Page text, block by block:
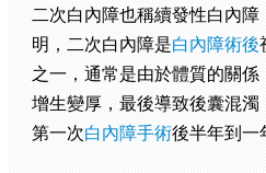
二次白內障也稱續發性白內
明，二次白內障是白內障術後
之一，通常是由於體質的關
增生變厚，最後導致後囊混
第一次白內障手術後半年到一